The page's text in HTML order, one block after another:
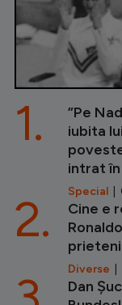
”Pe
iubita
intrat
Special |
1.
Cine e
Diverse |
2.
Dan